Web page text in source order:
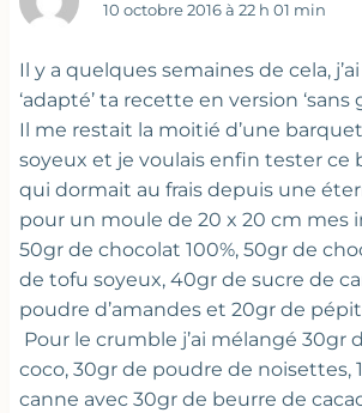
10 octobre 2016 à 22 h 01 min
Il y a quelques semaines de cela,
‘adapté’ ta recette en version ‘sans
Il me restait la moitié d’une
soyeux et je voulais enfin tester ce
qui dormait au frais depuis une
pour un moule de 20 x 20 cm mes
50gr de chocolat 100%, 50gr de
de tofu soyeux, 40gr de sucre de
poudre d’amandes et 20gr de
Pour le crumble j’ai mélangé 30gr
coco, 30gr de poudre de noisettes,
canne avec 30gr de beurre de